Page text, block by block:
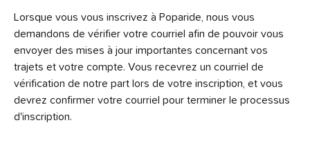
Lorsque vous vous inscrivez à Poparide, nous vous
demandons de vérifier votre courriel afin de pouvoir vous
envoyer des mises à jour importantes concernant vos
trajets et votre compte. Vous recevrez un courriel de
vérification de notre part lors de votre inscription, et vous
devrez confirmer votre courriel pour terminer le processus
d'inscription.